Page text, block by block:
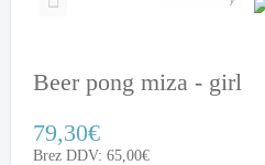
Beer pong miza - girl
79,30€
Brez DDV: 65,00€